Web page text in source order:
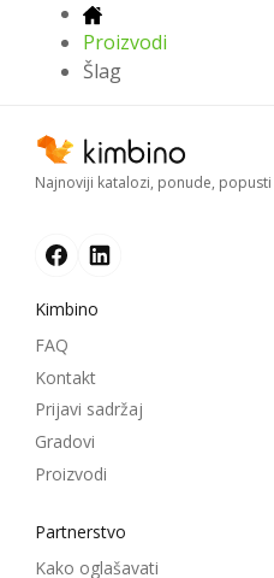
Proizvodi
Šlag
Najnoviji katalozi, ponude, popusti
Kimbino
FAQ
Kontakt
Prijavi sadržaj
Gradovi
Proizvodi
Partnerstvo
Kako oglašavati